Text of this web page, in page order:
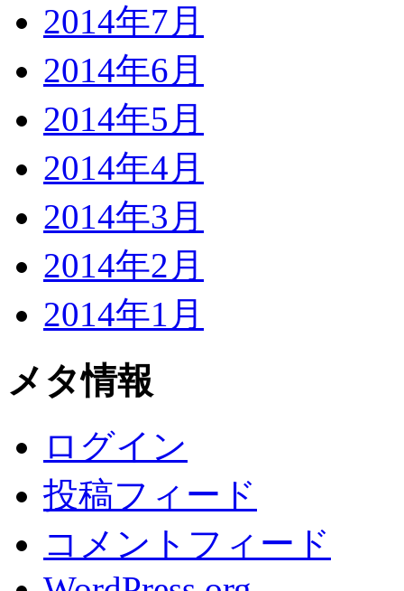
2014年7月
2014年6月
2014年5月
2014年4月
2014年3月
2014年2月
2014年1月
メタ情報
ログイン
投稿フィード
コメントフィード